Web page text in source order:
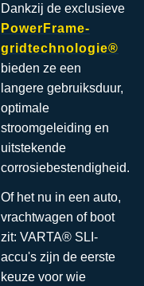
Dankzij de exclusieve
PowerFrame-
gridtechnologie®
bieden ze een
langere gebruiksduur,
optimale
stroomgeleiding en
uitstekende
corrosiebestendigheid.
Of het nu in een auto,
vrachtwagen of boot
zit: VARTA® SLI-
accu's zijn de eerste
keuze voor wie